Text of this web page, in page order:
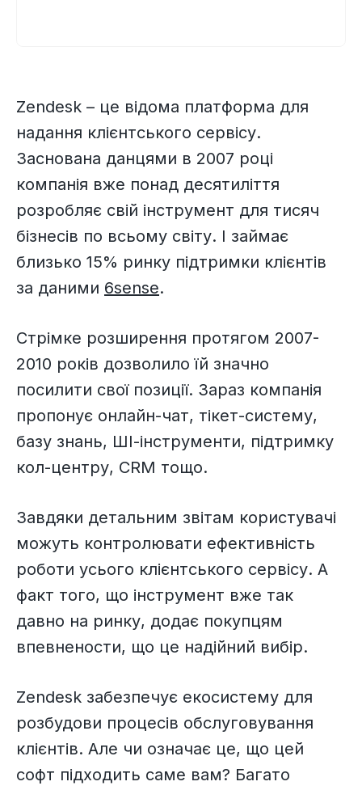
Zendesk – це відома платформа для
надання клієнтського сервісу.
Заснована данцями в 2007 році
компанія вже понад десятиліття
розробляє свій інструмент для тисяч
бізнесів по всьому світу. І займає
близько 15% ринку підтримки клієнтів
за даними 6sense.
Стрімке розширення протягом 2007-
2010 років дозволило їй значно
посилити свої позиції. Зараз компанія
пропонує онлайн-чат, тікет-систему,
базу знань, ШІ-інструменти, підтримку
кол-центру, CRM тощо.
Завдяки детальним звітам користувачі
можуть контролювати ефективність
роботи усього клієнтського сервісу. А
факт того, що інструмент вже так
давно на ринку, додає покупцям
впевнености, що це надійний вибір.
Zendesk забезпечує екосистему для
розбудови процесів обслуговування
клієнтів. Але чи означає це, що цей
софт підходить саме вам? Багато